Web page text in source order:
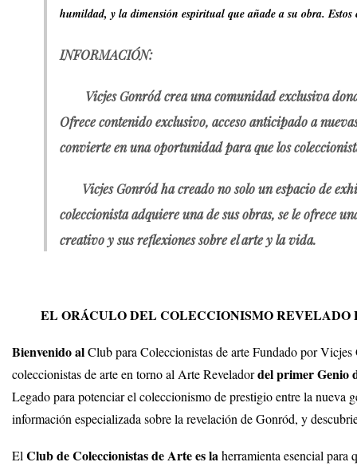
humildad, y la dimensión espiritual que añade a su obra.
INFORMACIÓN:
Vicjes Gonród crea una comunidad exclusiva
Ofrece contenido exclusivo, acceso anticipado a
convierte en una oportunidad para que los
Vicjes Gonród ha creado no solo un espacio de
coleccionista adquiere una de sus obras, se le ofrece
creativo y sus reflexiones sobre el arte y la vida.
EL ORÁCULO DEL COLECCIONISMO REVELADO
Bienvenido alClub para Coleccionistas de arte Fundado por
coleccionistas de arte en torno al Arte Reveladordel primer Genio
Legado para potenciar el coleccionismo de prestigio entre la nueva
información especializada sobre la revelación de Gonród, y
ElClub de Coleccionistas de Arte es laherramienta esencial para